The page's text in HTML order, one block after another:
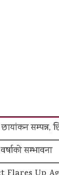
सम्पन्न,
सम्भावना